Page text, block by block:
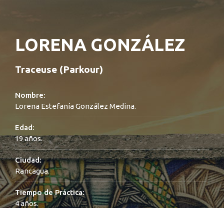
LORENA GONZÁLEZ
Traceuse (Parkour)
Nombre:
Lorena Estefanía González Medina.
Edad:
19 años.
Ciudad:
Rancagua.
Tiempo de Práctica:
4 años.